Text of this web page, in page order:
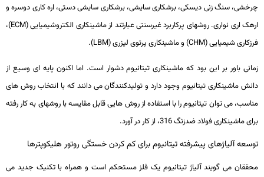
چرخشی، سنگ ­زنی دیسکی، برشکاری سایشی، برشکاری سایشی دستی، اره­ کاری دوسره و
اره­ک اری نواری. روش­های پرکاربرد غیرسنتی عبارتند از ماشین­کاری الکتروشیمیایی (ECM)،
فرزکاری شیمیایی (CHM) و ماشین­کاری پرتوی لیزری (LBM
).
زمانی باور بر این بود که ماشین­کاری تیتانیوم دشوار است. اما اکنون پایه ­ای وسیع از
دانش ماشین­کاری تیتانیوم وجود دارد و تولیدکنندگان می ­دانند که با انتخاب روش­ های
مناسب، می­ توان تیتانیوم را با استفاده از روش­ هایی قابل مقایسه با روش­های به کار رفته
برای ماشین­کاری فولاد ضدزنگ 316، از کار در آورد.
توسعه آلیاژهای پیشرفته تیتانیوم برای کم کردن خستگی روتور هلیکوپترها
محققان می گویند آلیاژ تیتانیوم یک فلز مستحکم است و همراه با تکنیک جدید می